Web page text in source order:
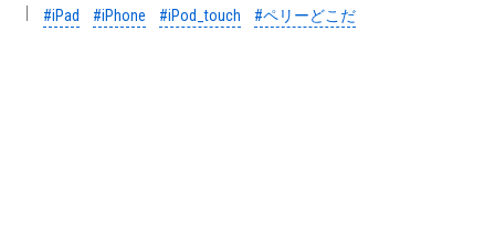
#iPad
#iPhone #iPod_touch #ペリーどこだ